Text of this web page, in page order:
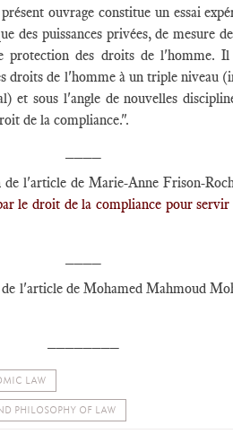
ouvrage constitue un essai
des puissances privées, de mesure
protection des droits de l'homme. Il
droits de l'homme à un triple niveau
et sous l'angle de nouvelles
de la compliance.".
de l'article de Marie-Anne Frison-
le droit de la compliance pour
l'article de Mohamed Mahmoud
LAW
PHILOSOPHY OF LAW